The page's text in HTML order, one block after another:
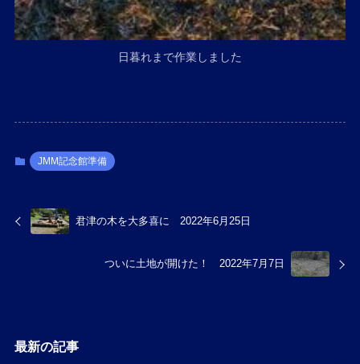
日暮れまで作業しました
JMM記念館準備
君津の木を大多喜に 2022年6月25日
ついに土地が開けた！ 2022年7月7日
最新の記事